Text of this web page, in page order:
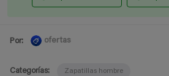
Por: ofertas
Categorías: Zapatillas hombre